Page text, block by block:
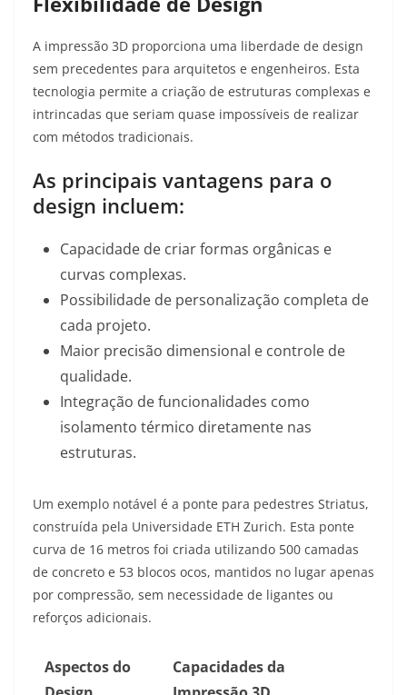
A impressão 3D proporciona uma liberdade de design
sem precedentes para arquitetos e engenheiros. Esta
tecnologia permite a criação de estruturas complexas e
intrincadas que seriam quase impossíveis de realizar
com métodos tradicionais.
As principais vantagens para o
design incluem:
Capacidade de criar formas orgânicas e
curvas complexas.
Possibilidade de personalização completa de
cada projeto.
Maior precisão dimensional e controle de
qualidade.
Integração de funcionalidades como
isolamento térmico diretamente nas
estruturas.
Um exemplo notável é a ponte para pedestres Striatus,
construída pela Universidade ETH Zurich. Esta ponte
curva de 16 metros foi criada utilizando 500 camadas
de concreto e 53 blocos ocos, mantidos no lugar apenas
por compressão, sem necessidade de ligantes ou
reforços adicionais.
Aspectos do
Capacidades da